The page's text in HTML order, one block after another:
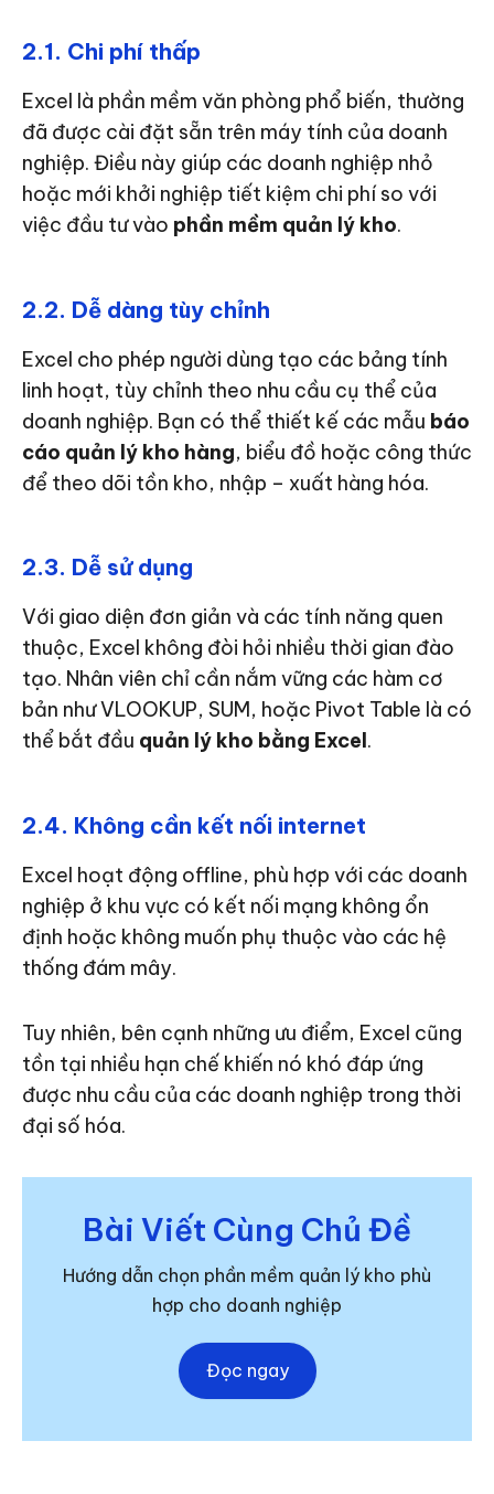
2.1. Chi phí thấp
Excel là phần mềm văn phòng phổ biến, thường
đã được cài đặt sẵn trên máy tính của doanh
nghiệp. Điều này giúp các doanh nghiệp nhỏ
hoặc mới khởi nghiệp tiết kiệm chi phí so với
việc đầu tư vào phần mềm quản lý kho.
2.2. Dễ dàng tùy chỉnh
Excel cho phép người dùng tạo các bảng tính
linh hoạt, tùy chỉnh theo nhu cầu cụ thể của
doanh nghiệp. Bạn có thể thiết kế các mẫu báo
cáo quản lý kho hàng, biểu đồ hoặc công thức
để theo dõi tồn kho, nhập – xuất hàng hóa.
2.3. Dễ sử dụng
Với giao diện đơn giản và các tính năng quen
thuộc, Excel không đòi hỏi nhiều thời gian đào
tạo. Nhân viên chỉ cần nắm vững các hàm cơ
bản như VLOOKUP, SUM, hoặc Pivot Table là có
thể bắt đầu quản lý kho bằng Excel.
2.4. Không cần kết nối internet
Excel hoạt động offline, phù hợp với các doanh
nghiệp ở khu vực có kết nối mạng không ổn
định hoặc không muốn phụ thuộc vào các hệ
thống đám mây.
Tuy nhiên, bên cạnh những ưu điểm, Excel cũng
tồn tại nhiều hạn chế khiến nó khó đáp ứng
được nhu cầu của các doanh nghiệp trong thời
đại số hóa.
Bài Viết Cùng Chủ Đề
Hướng dẫn chọn phần mềm quản lý kho phù
hợp cho doanh nghiệp
Đọc ngay